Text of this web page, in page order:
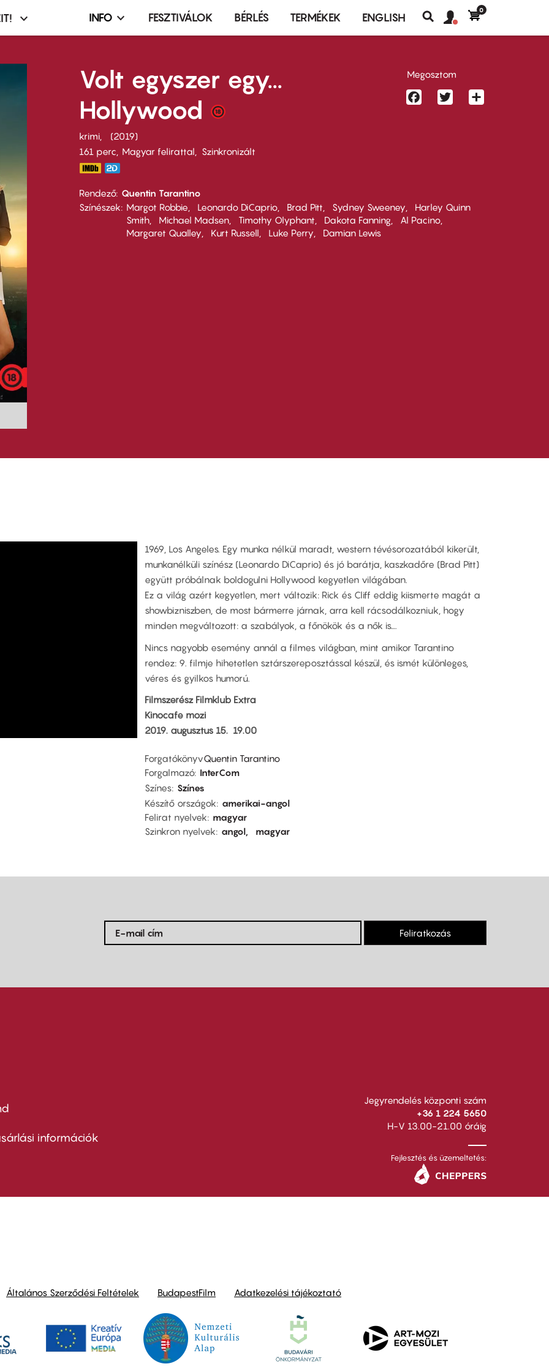
Infó,
terembérlés
menü
INFO FESZTIVÁLOK BÉRLÉS TERMÉKEK ENGLISH
Keresés
fiók
Felhasználói
0
Volt egyszer egy...
Hollywood
krimi
2019
161 perc,
Magyar felirattal Szinkronizált
Rendező Quentin Tarantino
Színészek
Margot Robbie Leonardo DiCaprio Brad Pitt Sydney Sweeney
Harley Quinn
Smith
Michael Madsen Timothy Olyphant Dakota Fanning
Al Pacino
Margaret Qualley
Kurt Russell Luke Perry Damian Lewis
Megosztom
FacebookTwitter
1969, Los Angeles. Egy munka nélkül maradt, western tévésorozatából kikerült,
munkanélküli színész (Leonardo DiCaprio) és jó barátja, kaszkadőre (Brad Pitt)
együtt próbálnak boldogulni Hollywood kegyetlen világában.
Ez a világ azért kegyetlen, mert változik: Rick és Cliff eddig kiismerte magát a
showbizniszben, de most bármerre járnak, arra kell rácsodálkozniuk, hogy
minden megváltozott: a szabályok, a főnökök és a nők is….
Nincs nagyobb esemény annál a filmes világban, mint amikor Tarantino
rendez: 9. filmje hihetetlen sztárszereposztással készül, és ismét különleges,
véres és gyilkos humorú.
Filmszerész Filmklub Extra
Kinocafe mozi
2019. augusztus 15. 19.00
ForgatókönyvQuentin Tarantino
Forgalmazó InterCom
Színes Színes
Készítő országok
amerikai-angol
Felirat nyelvek
magyar
Szinkron nyelvek
angol magyar
Feliratkozás
információk
Jegyrendelés központi szám
+36 1 224 5650
H-V 13.00-21.00 óráig
Fejlesztés és üzemeltetés:
Általános Szerződési Feltételek BudapestFilm Adatkezelési tájékoztató